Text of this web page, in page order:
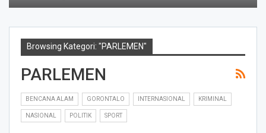
Browsing Kategori: "PARLEMEN"
PARLEMEN
BENCANA ALAM GORONTALO INTERNASIONAL KRIMINAL
NASIONAL POLITIK SPORT